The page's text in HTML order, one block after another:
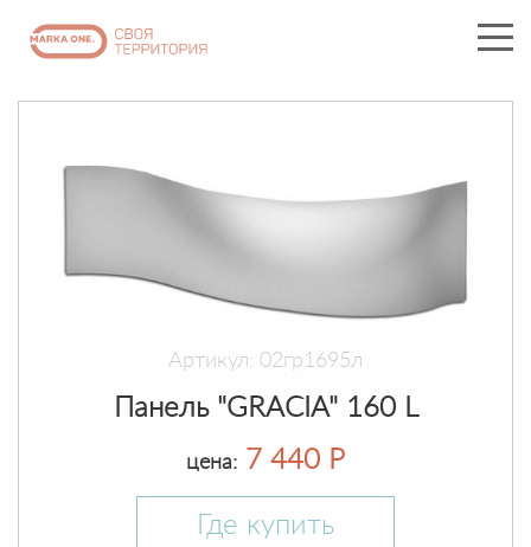
Артикул: 02гр1695л
Панель "GRACIA" 160 L
цена: 7 440 Р
Где купить